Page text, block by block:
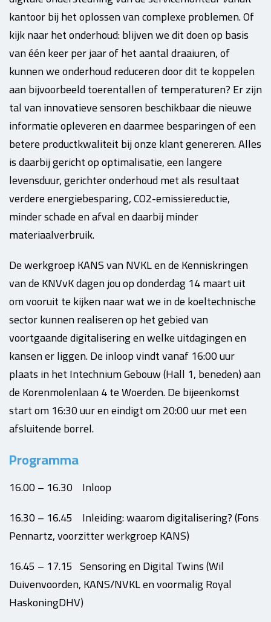
kantoor bij het oplossen van complexe problemen. Of
kijk naar het onderhoud: blijven we dit doen op basis
van één keer per jaar of het aantal draaiuren, of
kunnen we onderhoud reduceren door dit te koppelen
aan bijvoorbeeld toerentallen of temperaturen? Er zijn
tal van innovatieve sensoren beschikbaar die nieuwe
informatie opleveren en daarmee besparingen of een
betere productkwaliteit bij onze klant genereren. Alles
is daarbij gericht op optimalisatie, een langere
levensduur, gerichter onderhoud met als resultaat
verdere energiebesparing, CO2-emissiereductie,
minder schade en afval en daarbij minder
materiaalverbruik.
De werkgroep KANS van NVKL en de Kenniskringen
van de KNVvK dagen jou op donderdag 14 maart uit
om vooruit te kijken naar wat we in de koeltechnische
sector kunnen realiseren op het gebied van
voortgaande digitalisering en welke uitdagingen en
kansen er liggen. De inloop vindt vanaf 16:00 uur
plaats in het Intechnium Gebouw (Hall 1, beneden) aan
de Korenmolenlaan 4 te Woerden. De bijeenkomst
start om 16:30 uur en eindigt om 20:00 uur met een
afsluitende borrel.
Programma
16.00 – 16.30 Inloop
16.30 – 16.45 Inleiding: waarom digitalisering? (Fons
Pennartz, voorzitter werkgroep KANS)
16.45 – 17.15 Sensoring en Digital Twins (Wil
Duivenvoorden, KANS/NVKL en voormalig Royal
HaskoningDHV)